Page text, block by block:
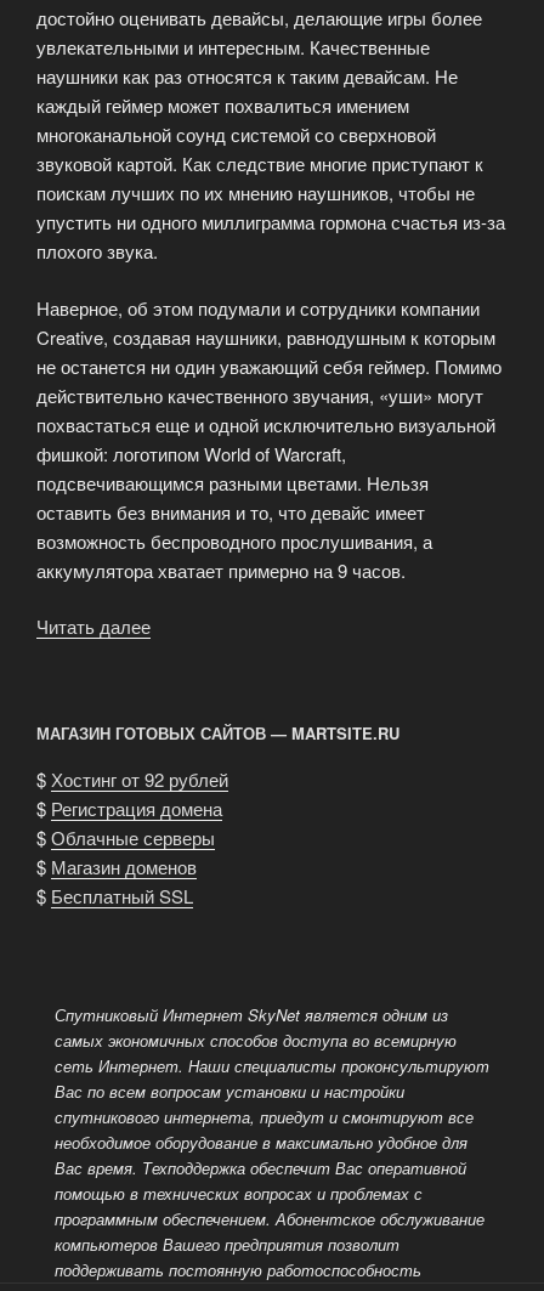
достойно оценивать девайсы, делающие игры более
увлекательными и интересным. Качественные
наушники как раз относятся к таким девайсам. Не
каждый геймер может похвалиться имением
многоканальной соунд системой со сверхновой
звуковой картой. Как следствие многие приступают к
поискам лучших по их мнению наушников, чтобы не
упустить ни одного миллиграмма гормона счастья из-за
плохого звука.
Наверное, об этом подумали и сотрудники компании
Creative, создавая наушники, равнодушным к которым
не останется ни один уважающий себя геймер. Помимо
действительно качественного звучания, «уши» могут
похвастаться еще и одной исключительно визуальной
фишкой: логотипом World of Warcraft,
подсвечивающимся разными цветами. Нельзя
оставить без внимания и то, что девайс имеет
возможность беспроводного прослушивания, а
аккумулятора хватает примерно на 9 часов.
Читать далее
МАГАЗИН ГОТОВЫХ САЙТОВ — MARTSITE.RU
$ Хостинг от 92 рублей
$ Регистрация домена
$Облачные серверы
$ Магазин доменов
$ Бесплатный SSL
Спутниковый Интернет SkyNet является одним из
самых экономичных способов доступа во всемирную
сеть Интернет. Наши специалисты проконсультируют
Вас по всем вопросам установки и настройки
спутникового интернета, приедут и смонтируют все
необходимое оборудование в максимально удобное для
Вас время. Техподдержка обеспечит Вас оперативной
помощью в технических вопросах и проблемах с
программным обеспечением.Абонентское обслуживание
компьютеров Вашего предприятия позволит
поддерживать постоянную работоспособность